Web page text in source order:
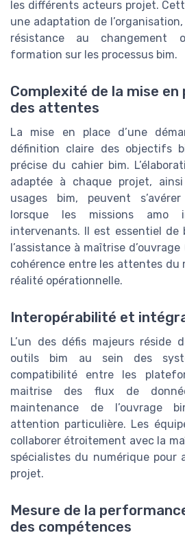
les différents acteurs projet.
une adaptation de
résistance au
formation sur les processus bim.
Complexité de la mise
des attentes
La mise en place d’une
définition claire des objectifs
précise du cahier bim.
adaptée à chaque projet,
usages bim, peuvent
lorsque les missions amo
intervenants. Il est essentiel de
l’assistance à maîtrise
cohérence entre les attentes du
réalité opérationnelle.
Interopérabilité et
L’un des défis majeurs réside
outils bim au sein des
compatibilité entre les
maitrise des flux de
maintenance de l’ouvrage
attention particulière. Les
collaborer étroitement avec la
spécialistes du numérique pour
projet.
Mesure de la
des compétences